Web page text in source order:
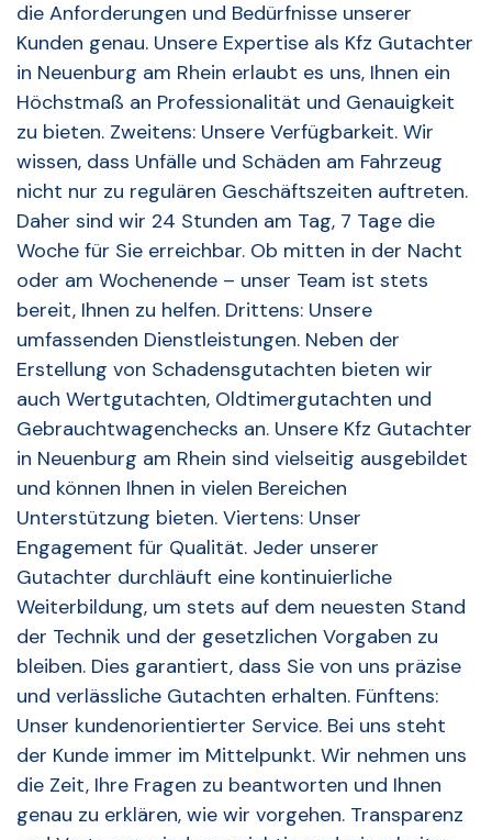
die Anforderungen und Bedürfnisse unserer
Kunden genau. Unsere Expertise als Kfz Gutachter
in Neuenburg am Rhein erlaubt es uns, Ihnen ein
Höchstmaß an Professionalität und Genauigkeit
zu bieten. Zweitens: Unsere Verfügbarkeit. Wir
wissen, dass Unfälle und Schäden am Fahrzeug
nicht nur zu regulären Geschäftszeiten auftreten.
Daher sind wir 24 Stunden am Tag, 7 Tage die
Woche für Sie erreichbar. Ob mitten in der Nacht
oder am Wochenende – unser Team ist stets
bereit, Ihnen zu helfen. Drittens: Unsere
umfassenden Dienstleistungen. Neben der
Erstellung von Schadensgutachten bieten wir
auch Wertgutachten, Oldtimergutachten und
Gebrauchtwagenchecks an. Unsere Kfz Gutachter
in Neuenburg am Rhein sind vielseitig ausgebildet
und können Ihnen in vielen Bereichen
Unterstützung bieten. Viertens: Unser
Engagement für Qualität. Jeder unserer
Gutachter durchläuft eine kontinuierliche
Weiterbildung, um stets auf dem neuesten Stand
der Technik und der gesetzlichen Vorgaben zu
bleiben. Dies garantiert, dass Sie von uns präzise
und verlässliche Gutachten erhalten. Fünftens:
Unser kundenorientierter Service. Bei uns steht
der Kunde immer im Mittelpunkt. Wir nehmen uns
die Zeit, Ihre Fragen zu beantworten und Ihnen
genau zu erklären, wie wir vorgehen. Transparenz